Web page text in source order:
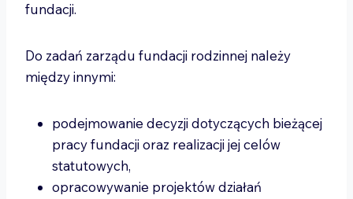
fundacji.
Do zadań zarządu fundacji rodzinnej należy
między innymi:
podejmowanie decyzji dotyczących bieżącej
pracy fundacji oraz realizacji jej celów
statutowych,
opracowywanie projektów działań